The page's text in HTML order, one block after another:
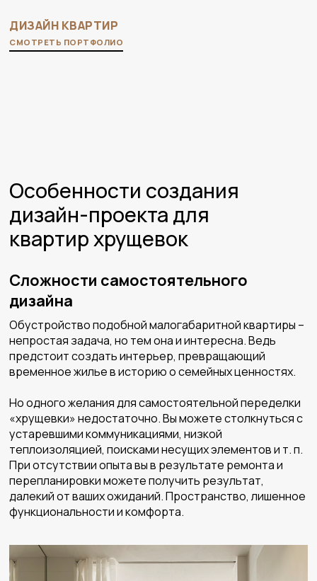
ДИЗАЙН КВАРТИР
СМОТРЕТЬ ПОРТФОЛИО
Особенности создания
дизайн-проекта для
квартир хрущевок
Сложности самостоятельного
дизайна
Обустройство подобной малогабаритной квартиры –
непростая задача, но тем она и интересна. Ведь
предстоит создать интерьер, превращающий
временное жилье в историю о семейных ценностях.
Но одного желания для самостоятельной переделки
«хрущевки» недостаточно. Вы можете столкнуться с
устаревшими коммуникациями, низкой
теплоизоляцией, поисками несущих элементов и т. п.
При отсутствии опыта вы в результате ремонта и
перепланировки можете получить результат,
далекий от ваших ожиданий. Пространство, лишенное
функциональности и комфорта.